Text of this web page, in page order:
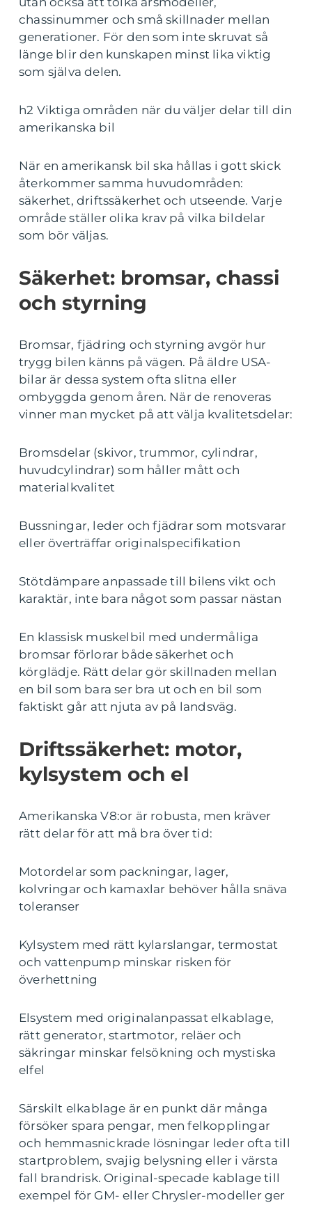
chassinummer och små skillnader mellan
generationer. För den som inte skruvat så
länge blir den kunskapen minst lika viktig
som själva delen.
h2 Viktiga områden när du väljer delar till din
amerikanska bil
När en amerikansk bil ska hållas i gott skick
återkommer samma huvudområden:
säkerhet, driftssäkerhet och utseende. Varje
område ställer olika krav på vilka bildelar
som bör väljas.
Säkerhet: bromsar, chassi
och styrning
Bromsar, fjädring och styrning avgör hur
trygg bilen känns på vägen. På äldre USA-
bilar är dessa system ofta slitna eller
ombyggda genom åren. När de renoveras
vinner man mycket på att välja kvalitetsdelar:
Bromsdelar (skivor, trummor, cylindrar,
huvudcylindrar) som håller mått och
materialkvalitet
Bussningar, leder och fjädrar som motsvarar
eller överträffar originalspecifikation
Stötdämpare anpassade till bilens vikt och
karaktär, inte bara något som passar nästan
En klassisk muskelbil med undermåliga
bromsar förlorar både säkerhet och
körglädje. Rätt delar gör skillnaden mellan
en bil som bara ser bra ut och en bil som
faktiskt går att njuta av på landsväg.
Driftssäkerhet: motor,
kylsystem och el
Amerikanska V8:or är robusta, men kräver
rätt delar för att må bra över tid:
Motordelar som packningar, lager,
kolvringar och kamaxlar behöver hålla snäva
toleranser
Kylsystem med rätt kylarslangar, termostat
och vattenpump minskar risken för
överhettning
Elsystem med originalanpassat elkablage,
rätt generator, startmotor, reläer och
säkringar minskar felsökning och mystiska
elfel
Särskilt elkablage är en punkt där många
försöker spara pengar, men felkopplingar
och hemmasnickrade lösningar leder ofta till
startproblem, svajig belysning eller i värsta
fall brandrisk. Original-specade kablage till
exempel för GM- eller Chrysler-modeller ger